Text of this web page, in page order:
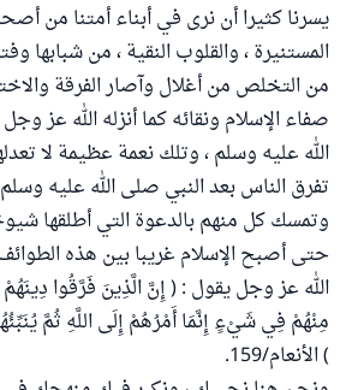
يسرنا كثيرا أن نرى في أبناء أمتنا من
المستنيرة ، والقلوب النقية ، من شبابها
من التخلص من أغلال وآصار الفرقة
صفاء الإسلام ونقائه كما أنزله الله عز
الله عليه وسلم ، وتلك نعمة عظيمة لا
تفرق الناس بعد النبي صلى الله عليه
وتمسك كل منهم بالدعوة التي أطلقها
حتى أصبح الإسلام غريبا بين هذه
الله عز وجل يقول : ( إِنَّ الَّذِينَ فَرَّقُوا
مِنْهُمْ فِي شَيْءٍ إِنَّمَا أَمْرُهُمْ إِلَى اللَّهِ ثُمَّ
) الأنعام/159.